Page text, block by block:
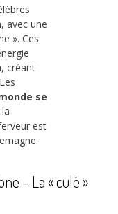
avec une
». Ces
créant
se
est
– La « culé »